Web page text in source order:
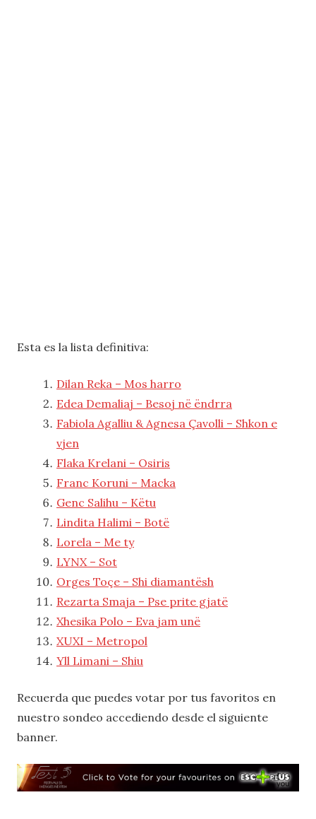
Esta es la lista definitiva:
Dilan Reka – Mos harro
Edea Demaliaj – Besoj në ëndrra
Fabiola Agalliu & Agnesa Çavolli – Shkon e
vjen
Flaka Krelani – Osiris
Franc Koruni – Macka
Genc Salihu – Këtu
Lindita Halimi – Botë
Lorela – Me ty
LYNX – Sot
Orges Toçe – Shi diamantësh
Rezarta Smaja – Pse prite gjatë
Xhesika Polo – Eva jam unë
XUXI – Metropol
Yll Limani – Shiu
Recuerda que puedes votar por tus favoritos en
nuestro sondeo accediendo desde el siguiente
banner.